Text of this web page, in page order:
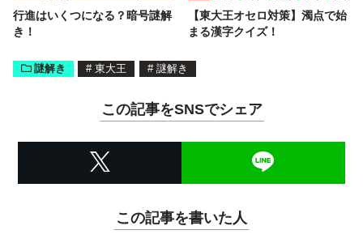
行進はいくつになる？暗号謎解
き！
【東大王オセロ対策】濁点で始
まる漢字クイズ！
謎解き # 東大王 # 謎解き
この記事をSNSでシェア
この記事を書いた人